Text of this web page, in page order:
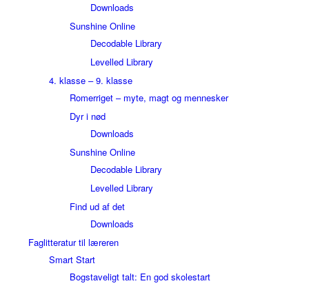
Downloads
Sunshine Online
Decodable Library
Levelled Library
4. klasse – 9. klasse
Romerriget – myte, magt og mennesker
Dyr i nød
Downloads
Sunshine Online
Decodable Library
Levelled Library
Find ud af det
Downloads
Faglitteratur til læreren
Smart Start
Bogstaveligt talt: En god skolestart